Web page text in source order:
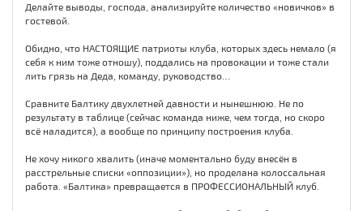
Делайте выводы, господа, анализируйте количество «новичков» в
гостевой.
Обидно, что НАСТОЯЩИЕ патриоты клуба, которых здесь немало (я
себя к ним тоже отношу), поддались на провокации и тоже стали
лить грязь на Деда, команду, руководство…
Сравните Балтику двухлетней давности и нынешнюю. Не по
результату в таблице (сейчас команда ниже, чем тогда, но скоро
всё наладится), а вообще по принципу построения клуба.
Не хочу никого хвалить (иначе моментально буду внесён в
расстрельные списки «оппозиции»), но проделана колоссальная
работа. «Балтика» превращается в ПРОФЕССИОНАЛЬНЫЙ клуб.